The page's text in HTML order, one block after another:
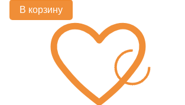
В корзину